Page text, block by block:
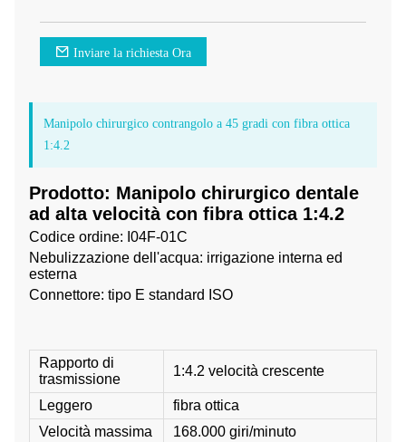
Inviare la richiesta Ora
Manipolo chirurgico contrangolo a 45 gradi con fibra ottica
1:4.2
Prodotto: Manipolo chirurgico dentale
ad alta velocità con fibra ottica 1:4.2
Codice ordine: I04F-01C
Nebulizzazione dell'acqua: irrigazione interna ed
esterna
Connettore: tipo E standard ISO
Rapporto di
trasmissione
1:4.2 velocità crescente
Leggero
fibra ottica
Velocità massima
168.000 giri/minuto